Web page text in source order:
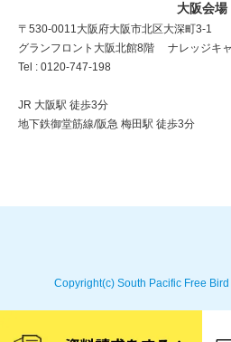
大阪会場
〒530-0011 大阪府大阪市北区大深町3-1
グランフロント大阪北館8階 ナレッジキ
Tel : 0120-747-198
JR 大阪駅 徒歩3分
地下鉄御堂筋線/阪急 梅田駅 徒歩3分
Copyright(c) South Pacific Free